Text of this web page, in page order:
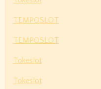
TEMPOSLOT
TEMPOSLOT
Tokeslot
Tokeslot